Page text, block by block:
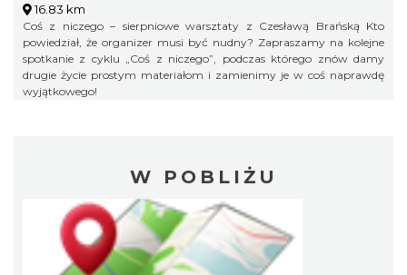
16.83 km
Coś z niczego – sierpniowe warsztaty z Czesławą Brańską Kto
powiedział, że organizer musi być nudny? Zapraszamy na kolejne
spotkanie z cyklu „Coś z niczego”, podczas którego znów damy
drugie życie prostym materiałom i zamienimy je w coś naprawdę
wyjątkowego!
W POBLIŻU